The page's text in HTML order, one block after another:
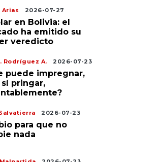
Arias 2026-07-27
en Bolivia: el
ha emitido su
veredicto
Rodríguez A. 2026-07-23
puede impregnar,
pringar,
2026-07-23
para que no
nada